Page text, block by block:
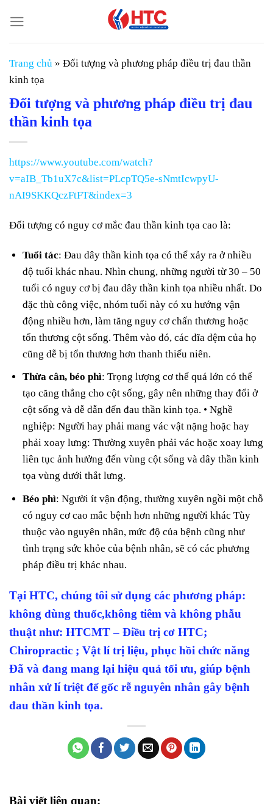
đến
nội
dung
Trang chủ » Đối tượng và phương pháp điều trị đau thần
kinh tọa
Đối tượng và phương pháp điều trị đau
thần kinh tọa
https://www.youtube.com/watch?
v=aIB_Tb1uX7c&list=PLcpTQ5e-sNmtIcwpyU-
nAI9SKKQczFtFT&index=3
Đối tượng có nguy cơ mắc đau thần kinh tọa cao là:
Tuổi tác: Đau dây thần kinh tọa có thể xảy ra ở nhiều
độ tuổi khác nhau. Nhìn chung, những người từ 30 – 50
tuổi có nguy cơ bị đau dây thần kinh tọa nhiều nhất. Do
đặc thù công việc, nhóm tuổi này có xu hướng vận
động nhiều hơn, làm tăng nguy cơ chấn thương hoặc
tổn thương cột sống. Thêm vào đó, các đĩa đệm của họ
cũng dễ bị tổn thương hơn thanh thiếu niên.
Thừa cân, béo phì: Trọng lượng cơ thể quá lớn có thể
tạo căng thẳng cho cột sống, gây nên những thay đổi ở
cột sống và dễ dẫn đến đau thần kinh tọa. • Nghề
nghiệp: Người hay phải mang vác vật nặng hoặc hay
phải xoay lưng: Thường xuyên phải vác hoặc xoay lưng
liên tục ảnh hưởng đến vùng cột sống và dây thần kinh
tọa vùng dưới thắt lưng.
Béo phì: Người ít vận động, thường xuyên ngồi một chỗ
có nguy cơ cao mắc bệnh hơn những người khác Tùy
thuộc vào nguyên nhân, mức độ của bệnh cũng như
tình trạng sức khỏe của bệnh nhân, sẽ có các phương
pháp điều trị khác nhau.
Tại HTC, chúng tôi sử dụng các phương pháp:
không dùng thuốc,không tiêm và không phẫu
thuật như: HTCMT – Điều trị cơ HTC;
Chiropractic ; Vật lí trị liệu, phục hồi chức năng
Đã và đang mang lại hiệu quả tối ưu, giúp bệnh
nhân xử lí triệt để gốc rễ nguyên nhân gây bệnh
đau thần kinh tọa.
Bài viết liên quan: